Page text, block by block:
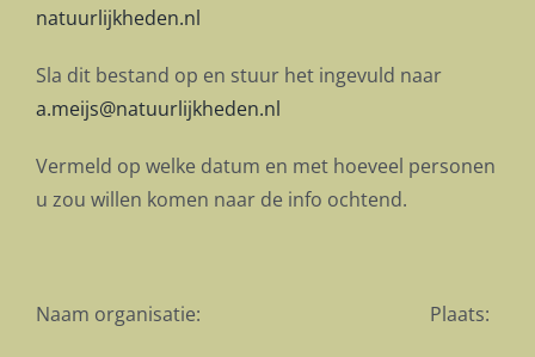
natuurlijkheden.nl
Sla dit bestand op en stuur het ingevuld naar
a.meijs@natuurlijkheden.nl
Vermeld op welke datum en met hoeveel personen
u zou willen komen naar de info ochtend.
Naam organisatie: Plaats: